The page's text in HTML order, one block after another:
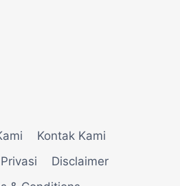
Kontak Kami
Disclaimer